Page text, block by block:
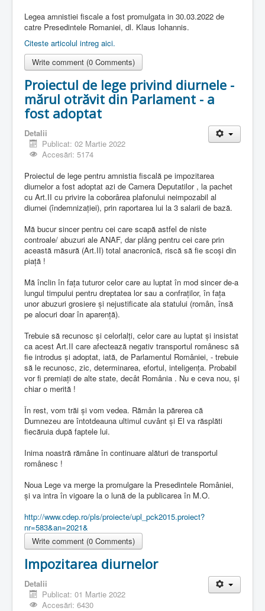
Legea amnistiei fiscale a fost promulgata in 30.03.2022 de
catre Presedintele Romaniei, dl. Klaus Iohannis.
Citeste articolul intreg aici.
Write comment (0 Comments)
Proiectul de lege privind diurnele -
mărul otrăvit din Parlament - a
fost adoptat
Detalii
Publicat: 02 Martie 2022
Accesări: 5174
Proiectul de lege pentru amnistia fiscală pe impozitarea
diurnelor a fost adoptat azi de Camera Deputatilor , la pachet
cu Art.II cu privire la coborârea plafonului neimpozabil al
diurnei (îndemnizației), prin raportarea lui la 3 salarii de bază.
Mă bucur sincer pentru cei care scapă astfel de niste
controale/ abuzuri ale ANAF, dar plâng pentru cei care prin
această măsură (Art.II) total anacronică, riscă să fie scoși din
piață !
Mă înclin în fața tuturor celor care au luptat în mod sincer de-a
lungul timpului pentru dreptatea lor sau a confraților, în fața
unor abuzuri grosiere și nejustificate ala statului (român, însă
pe alocuri doar în aparență).
Trebuie să recunosc și celorlalți, celor care au luptat și insistat
ca acest Art.II care afectează negativ transportul românesc să
fie introdus și adoptat, iată, de Parlamentul României, - trebuie
să le recunosc, zic, determinarea, efortul, inteligența. Probabil
vor fi premiați de alte state, decât România . Nu e ceva nou, și
chiar o merită !
În rest, vom trăi și vom vedea. Rămân la părerea că
Dumnezeu are întotdeauna ultimul cuvânt și El va răsplăti
fiecăruia după faptele lui.
Inima noastră rămâne în continuare alături de transportul
românesc !
Noua Lege va merge la promulgare la Presedintele României,
și va intra în vigoare la o lună de la publicarea în M.O.
http://www.cdep.ro/pls/proiecte/upl_pck2015.proiect?
nr=583&an=2021&
Write comment (0 Comments)
Impozitarea diurnelor
Detalii
Publicat: 01 Martie 2022
Accesări: 6430